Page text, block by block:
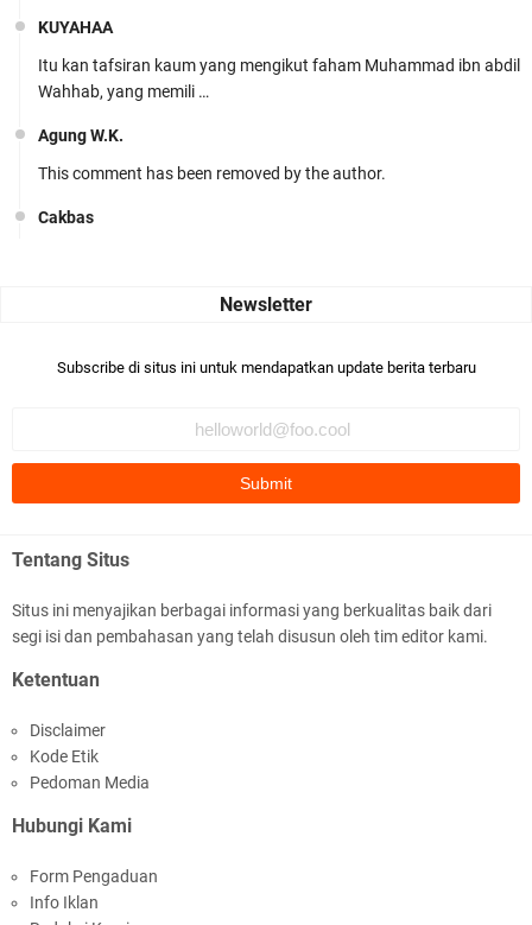
KUYAHAA
Itu kan tafsiran kaum yang mengikut faham Muhammad ibn abdil
Wahhab, yang memili …
Agung W.K.
This comment has been removed by the author.
Cakbas
Bismillaah semoga pembuat artikel Alloh berikan pemahaman yg
Ada sejumlah pertanyaan kepada Anda dan jawablah dengan
mengikuti ust. K …
Anonymous
Anonymous
It has proved a key customer retention tool for sports activities
guide operator …
Subscribe di situs ini untuk mendapatkan update berita terbaru
Tentang Situs
Situs ini menyajikan berbagai informasi yang berkualitas baik dari
segi isi dan pembahasan yang telah disusun oleh tim editor kami.
Ketentuan
Disclaimer
Kode Etik
Pedoman Media
Hubungi Kami
Form Pengaduan
Info Iklan